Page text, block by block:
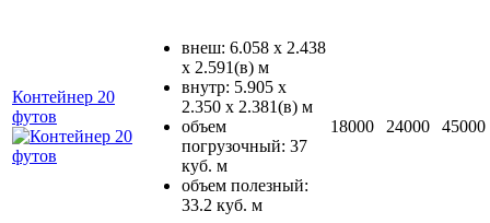
Контейнер 20
футов
внеш: 6.058 х 2.438
х 2.591(в) м
внутр: 5.905 х
2.350 х 2.381(в) м
объем
погрузочный: 37
куб. м
объем полезный:
33.2 куб. м
18000 24000 45000